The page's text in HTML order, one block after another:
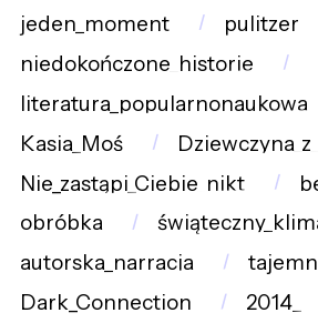
jeden_moment
pulitzer
niedokończone_historie
literatura_popularnonaukowa
Kasia_Moś
Nie_zastąpi_Ciebie_nikt
obróbka
autorska_narracja
Dark_Connection
2014_